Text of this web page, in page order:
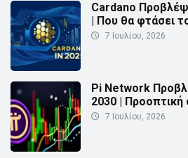
Cardano
| Που θα φτάσει
7 Ιουλίου, 2026
Pi Network
2030 |
7 Ιουλίου, 2026